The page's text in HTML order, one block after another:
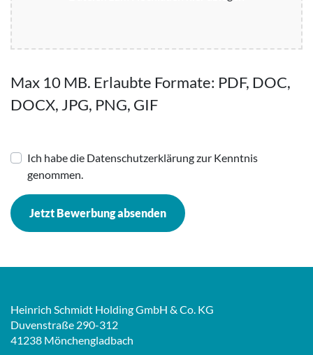
Max 10 MB. Erlaubte Formate: PDF, DOC,
DOCX, JPG, PNG, GIF
Ich habe die Datenschutzerklärung zur Kenntnis
genommen.
Jetzt Bewerbung absenden
Heinrich Schmidt Holding GmbH & Co. KG
Duvenstraße 290-312
41238 Mönchengladbach